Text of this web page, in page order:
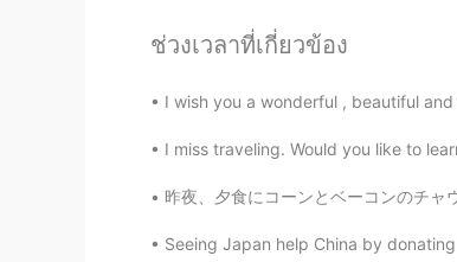
ช่วงเวลาที่เกี่ยวข้อง
I wish you a wonderful , beautiful
I miss traveling. Would you like to
昨夜、夕食にコーンとベーコンのチャウダーを作っ
Seeing Japan help China by